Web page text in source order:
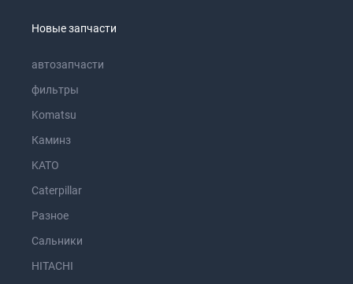
Новые запчасти
автозапчасти
фильтры
Komatsu
Каминз
KATO
Caterpillar
Разное
Сальники
HITACHI